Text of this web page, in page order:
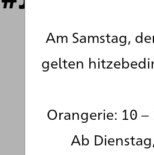
Am Samstag,
gelten
Orangerie: 10
Ab